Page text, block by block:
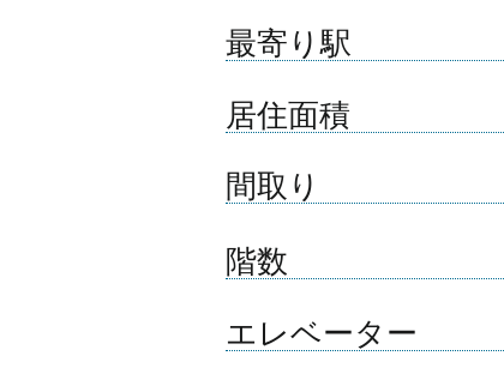
最寄り駅
居住面積
間取り
​階数
エレベーター